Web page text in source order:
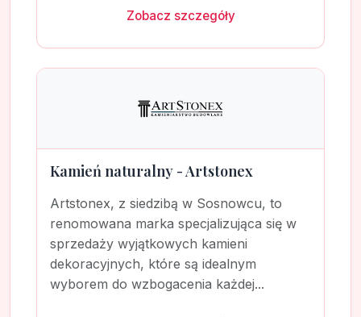
Zobacz szczegóły
Kamień naturalny - Artstonex
Artstonex, z siedzibą w Sosnowcu, to
renomowana marka specjalizująca się w
sprzedaży wyjątkowych kamieni
dekoracyjnych, które są idealnym
wyborem do wzbogacenia każdej...